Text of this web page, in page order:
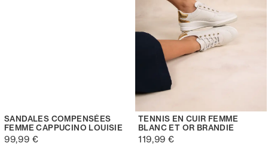
SANDALES COMPENSÉES
FEMME CAPPUCINO LOUISIE
99,99 €
TENNIS EN CUIR FEMME
BLANC ET OR BRANDIE
119,99 €